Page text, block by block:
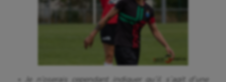
Ballon au poing
Baseball
Boules lyonnaises
Je n’oserais cependant indiquer qu’il s’agit d’une